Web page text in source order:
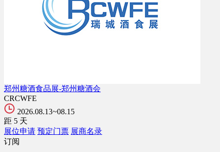
郑州糖酒食品展-郑州糖酒会
CRCWFE
2026.08.13~08.15
距 5 天
展位申请 预定门票 展商名录
订阅